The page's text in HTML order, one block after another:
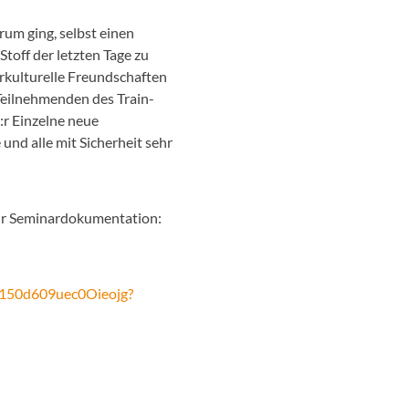
ging, selbst einen
der letzten Tage zu
Freundschaften
des Train-
Einzelne neue
alle mit Sicherheit sehr
Seminardokumentation: